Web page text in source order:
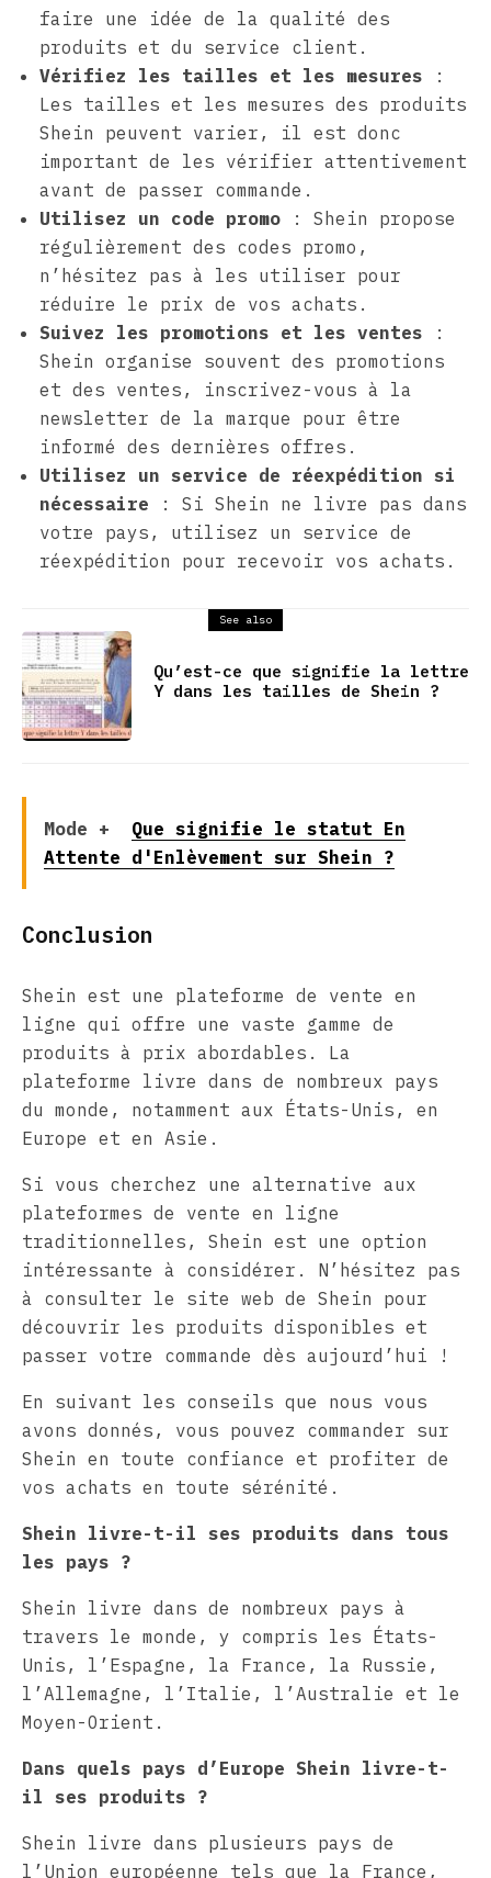
faire une idée de la qualité des
produits et du service client.
Vérifiez les tailles et les mesures :
Les tailles et les mesures des produits
Shein peuvent varier, il est donc
important de les vérifier attentivement
avant de passer commande.
Utilisez un code promo : Shein propose
régulièrement des codes promo,
n’hésitez pas à les utiliser pour
réduire le prix de vos achats.
Suivez les promotions et les ventes :
Shein organise souvent des promotions
et des ventes, inscrivez-vous à la
newsletter de la marque pour être
informé des dernières offres.
Utilisez un service de réexpédition si
nécessaire : Si Shein ne livre pas dans
votre pays, utilisez un service de
réexpédition pour recevoir vos achats.
See also
Qu’est-ce que signifie la lettre
Y dans les tailles de Shein ?
Mode +
Que signifie le statut En
Attente d'Enlèvement sur Shein ?
Conclusion
Shein est une plateforme de vente en
ligne qui offre une vaste gamme de
produits à prix abordables. La
plateforme livre dans de nombreux pays
du monde, notamment aux États-Unis, en
Europe et en Asie.
Si vous cherchez une alternative aux
plateformes de vente en ligne
traditionnelles, Shein est une option
intéressante à considérer. N’hésitez pas
à consulter le site web de Shein pour
découvrir les produits disponibles et
passer votre commande dès aujourd’hui !
En suivant les conseils que nous vous
avons donnés, vous pouvez commander sur
Shein en toute confiance et profiter de
vos achats en toute sérénité.
Shein livre-t-il ses produits dans tous
les pays ?
Shein livre dans de nombreux pays à
travers le monde, y compris les États-
Unis, l’Espagne, la France, la Russie,
l’Allemagne, l’Italie, l’Australie et le
Moyen-Orient.
Dans quels pays d’Europe Shein livre-t-
il ses produits ?
Shein livre dans plusieurs pays de
l’Union européenne tels que la France,